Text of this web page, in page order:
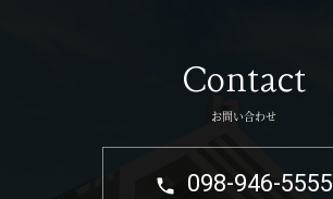
Contact
お問い合わせ
098-946-5555